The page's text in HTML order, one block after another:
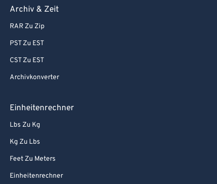
Archiv & Zeit
RAR Zu Zip
PST Zu EST
CST Zu EST
Archivkonverter
Einheitenrechner
Lbs Zu Kg
Kg Zu Lbs
Feet Zu Meters
Einheitenrechner